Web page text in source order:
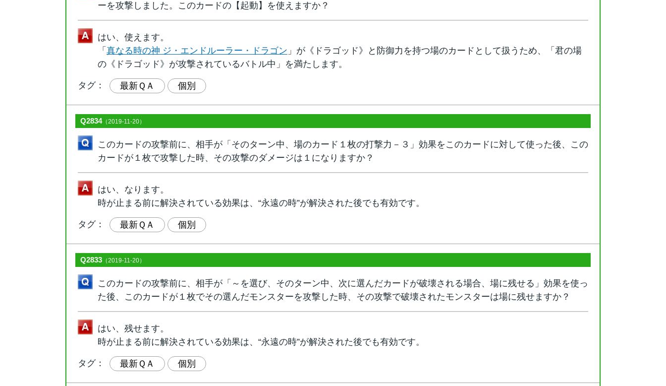
ーを攻撃しました。このカードの【起動】を使えますか？
はい、使えます。
「 真なる時の神 ジ・エンドルーラー・ドラゴン 」が《ドラゴッド》と防御力を持つ場のカードとして扱うため、「君の場
の《ドラゴッド》が攻撃されているバトル中」を満たします。
タグ： 最新ＱＡ 個別
Q2834（2019-11-20）
このカードの攻撃前に、相手が「そのターン中、場のカード１枚の打撃力－３」効果をこのカードに対して使った後、この
カードが１枚で攻撃した時、その攻撃のダメージは１になりますか？
はい、なります。
時が止まる前に解決されている効果は、“永遠の時”が解決された後でも有効です。
タグ： 最新ＱＡ 個別
Q2833 （2019-11-20）
このカードの攻撃前に、相手が「～を選び、そのターン中、次に選んだカードが破壊される場合、場に残せる」効果を使っ
た後、このカードが１枚でその選んだモンスターを攻撃した時、その攻撃で破壊されたモンスターは場に残せますか？
はい、残せます。
時が止まる前に解決されている効果は、“永遠の時”が解決された後でも有効です。
タグ： 最新ＱＡ 個別